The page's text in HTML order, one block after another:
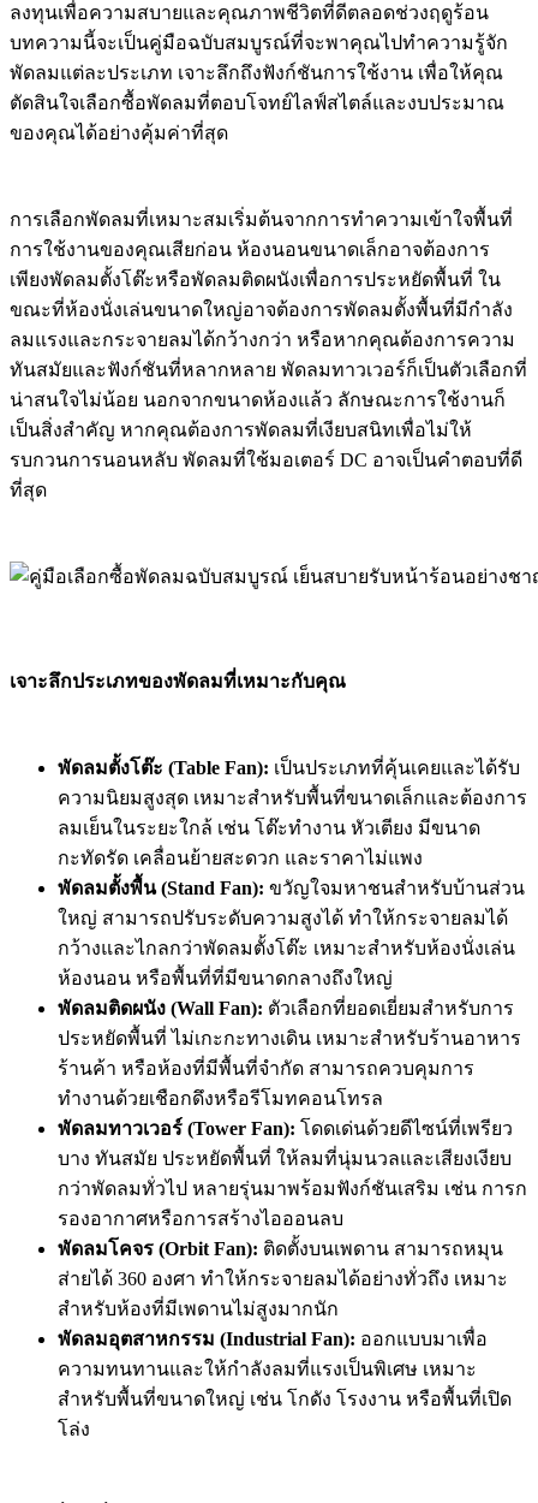
ลงทุนเพื่อความสบายและคุณภาพชีวิตที่ดีตลอดช่วงฤดูร้อน
บทความนี้จะเป็นคู่มือฉบับสมบูรณ์ที่จะพาคุณไปทำความรู้จัก
พัดลมแต่ละประเภท เจาะลึกถึงฟังก์ชันการใช้งาน เพื่อให้คุณ
ตัดสินใจเลือกซื้อพัดลมที่ตอบโจทย์ไลฟ์สไตล์และงบประมาณ
ของคุณได้อย่างคุ้มค่าที่สุด
การเลือกพัดลมที่เหมาะสมเริ่มต้นจากการทำความเข้าใจพื้นที่
การใช้งานของคุณเสียก่อน ห้องนอนขนาดเล็กอาจต้องการ
เพียงพัดลมตั้งโต๊ะหรือพัดลมติดผนังเพื่อการประหยัดพื้นที่ ใน
ขณะที่ห้องนั่งเล่นขนาดใหญ่อาจต้องการพัดลมตั้งพื้นที่มีกำลัง
ลมแรงและกระจายลมได้กว้างกว่า หรือหากคุณต้องการความ
ทันสมัยและฟังก์ชันที่หลากหลาย พัดลมทาวเวอร์ก็เป็นตัวเลือกที่
น่าสนใจไม่น้อย นอกจากขนาดห้องแล้ว ลักษณะการใช้งานก็
เป็นสิ่งสำคัญ หากคุณต้องการพัดลมที่เงียบสนิทเพื่อไม่ให้
รบกวนการนอนหลับ พัดลมที่ใช้มอเตอร์ DC อาจเป็นคำตอบที่ดี
ที่สุด
เจาะลึกประเภทของพัดลมที่เหมาะกับคุณ
พัดลมตั้งโต๊ะ (Table Fan): เป็นประเภทที่คุ้นเคยและได้รับ
ความนิยมสูงสุด เหมาะสำหรับพื้นที่ขนาดเล็กและต้องการ
ลมเย็นในระยะใกล้ เช่น โต๊ะทำงาน หัวเตียง มีขนาด
กะทัดรัด เคลื่อนย้ายสะดวก และราคาไม่แพง
พัดลมตั้งพื้น (Stand Fan): ขวัญใจมหาชนสำหรับบ้านส่วน
ใหญ่ สามารถปรับระดับความสูงได้ ทำให้กระจายลมได้
กว้างและไกลกว่าพัดลมตั้งโต๊ะ เหมาะสำหรับห้องนั่งเล่น
ห้องนอน หรือพื้นที่ที่มีขนาดกลางถึงใหญ่
พัดลมติดผนัง (Wall Fan): ตัวเลือกที่ยอดเยี่ยมสำหรับการ
ประหยัดพื้นที่ ไม่เกะกะทางเดิน เหมาะสำหรับร้านอาหาร
ร้านค้า หรือห้องที่มีพื้นที่จำกัด สามารถควบคุมการ
ทำงานด้วยเชือกดึงหรือรีโมทคอนโทรล
พัดลมทาวเวอร์ (Tower Fan): โดดเด่นด้วยดีไซน์ที่เพรียว
บาง ทันสมัย ประหยัดพื้นที่ ให้ลมที่นุ่มนวลและเสียงเงียบ
กว่าพัดลมทั่วไป หลายรุ่นมาพร้อมฟังก์ชันเสริม เช่น การก
รองอากาศหรือการสร้างไอออนลบ
พัดลมโคจร (Orbit Fan): ติดตั้งบนเพดาน สามารถหมุน
ส่ายได้ 360 องศา ทำให้กระจายลมได้อย่างทั่วถึง เหมาะ
สำหรับห้องที่มีเพดานไม่สูงมากนัก
พัดลมอุตสาหกรรม (Industrial Fan): ออกแบบมาเพื่อ
ความทนทานและให้กำลังลมที่แรงเป็นพิเศษ เหมาะ
สำหรับพื้นที่ขนาดใหญ่ เช่น โกดัง โรงงาน หรือพื้นที่เปิด
โล่ง